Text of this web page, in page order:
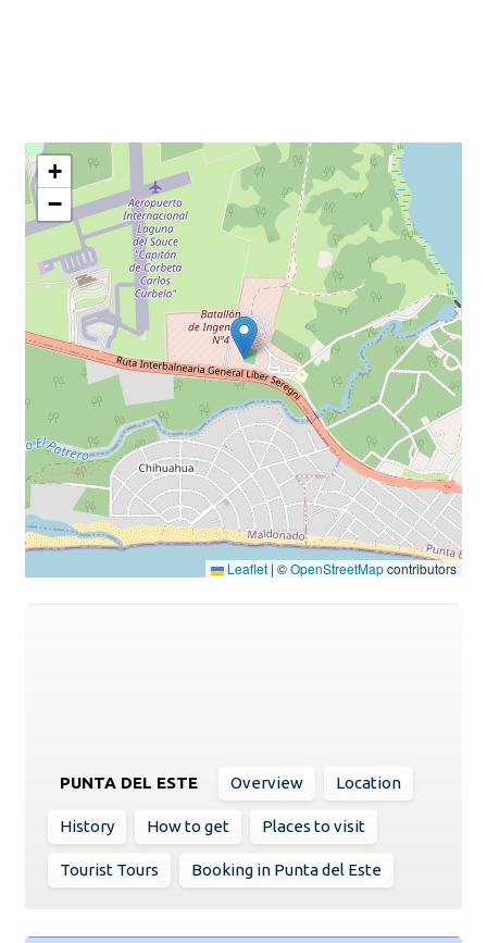
+
−
Leaflet | ©OpenStreetMapcontributors
PUNTA DEL ESTE Overview Location
History How to get Places to visit
Tourist Tours Booking in Punta del Este